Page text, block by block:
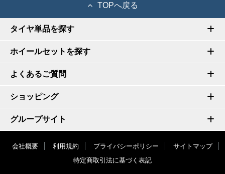
TOPへ戻る
タイヤ単品を探す
ホイールセットを探す
よくあるご質問
ショッピング
グループサイト
会社概要 利用規約 プライバシーポリシー
サイトマップ
特定商取引法に基づく表記